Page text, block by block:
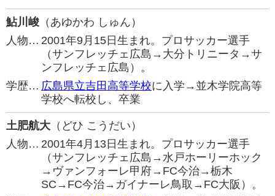
鮎川峻（あゆかわ しゅん）
人物… 2001年9月15日生まれ。プロサッカー選手
（サンフレッチェ広島→大分トリニータ→サ
ンフレッチェ広島）。
学歴… 広島県立吉田高等学校に入学→並木学院高等
学校へ転校し、卒業
土肥航大 （どひ こうだい）
人物… 2001年4月13日生まれ。プロサッカー選手
（サンフレッチェ広島→水戸ホーリーホック
→ヴァンフォーレ甲府→FC今治→栃木
SC→FC今治→ガイナーレ鳥取→FC大阪）。